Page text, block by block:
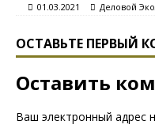
01.03.2021 Деловой
ОСТАВЬТЕ ПЕРВЫЙ
Оставить
Ваш электронный адрес